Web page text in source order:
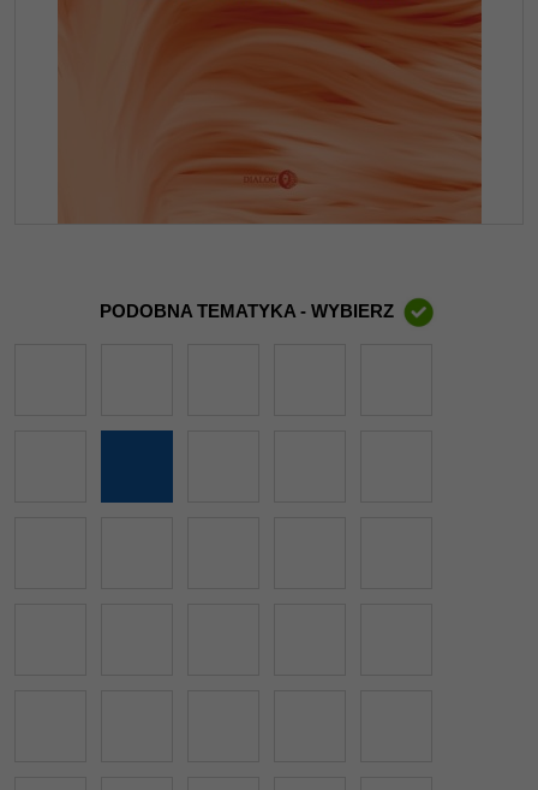
PODOBNA TEMATYKA - WYBIERZ